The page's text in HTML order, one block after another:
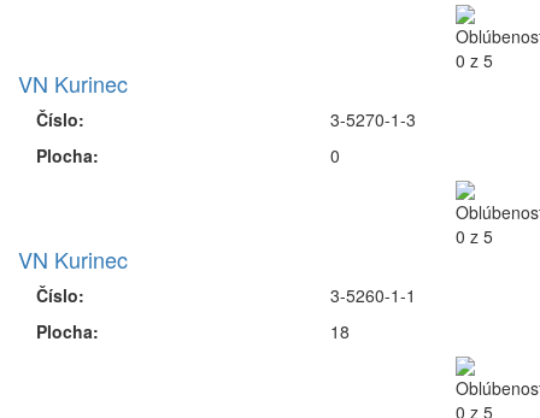
VN Kurinec
Číslo:
Plocha:
3-5270-1-3
0
VN Kurinec
Číslo:
Plocha:
3-5260-1-1
18